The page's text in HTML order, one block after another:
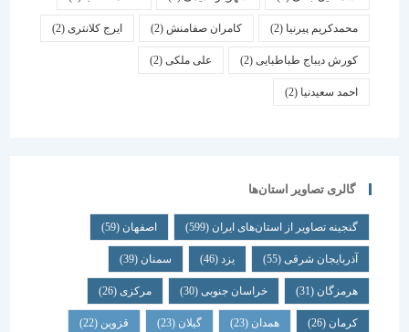
محمدکریم پیرنیا (2) کامران صفامنش(2) ایرج کلانتری (2)
کورش دیباج طباطبایی(2) علی ملکی(2)
احمد سعیدنیا (2)
گالری تصاویر استان‌ها
گنجینه تصاویر از استان‌های ایران(599) اصفهان (59)
آذربایجان شرقی(55) یزد سمنان (39)
هرمزگان(31) خراسان جنوبی(30) مرکزی (26)
همدان گیلان قزوین